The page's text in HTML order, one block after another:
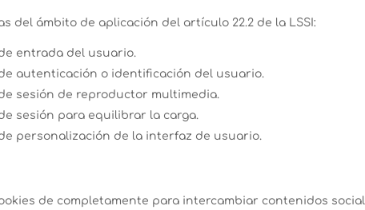
del ámbito de aplicación del artículo 22.2 de la LSSI:
entrada del usuario.
autenticación o identificación del usuario.
sesión de reproductor multimedia.
sesión para equilibrar la carga.
personalización de la interfaz de usuario.
de completamente para intercambiar contenidos